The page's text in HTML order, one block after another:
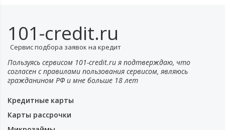
101-credit.ru
Сервис подбора заявок на кредит
Пользуясь сервисом 101-credit.ru я подтверждаю, что
согласен с правилами пользования сервисом, являюсь
гражданином РФ и мне больше 18 лет
Кредитные карты
Карты рассрочки